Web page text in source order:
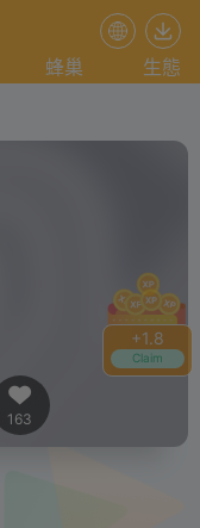
+1.8
Claim
蜂巢 生態
163